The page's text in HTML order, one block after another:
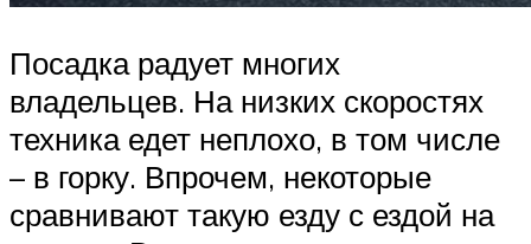
Посадка радует многих
владельцев. На низких скоростях
техника едет неплохо, в том числе
– в горку. Впрочем, некоторые
сравнивают такую езду с ездой на